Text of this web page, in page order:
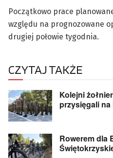
Początkowo prace
względu na prognozowane
drugiej połowie tygodnia.
CZYTAJ TAKŻE
Kolejni
przysięgali
Rowerem dla